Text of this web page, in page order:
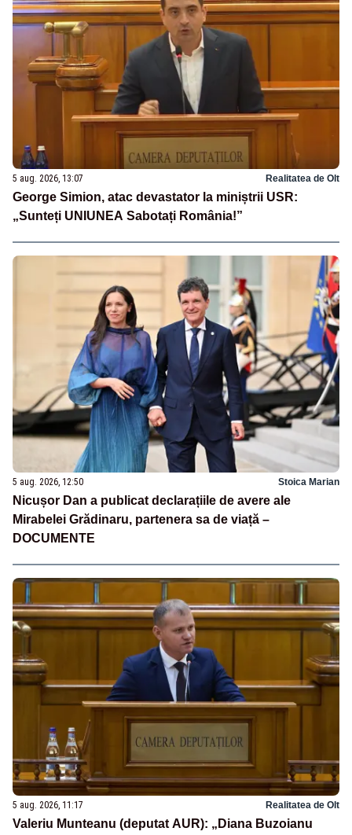
5 aug. 2026, 13:07 Realitatea de Olt
George Simion, atac devastator la miniștrii USR:
„Sunteți UNIUNEA Sabotați România!”
5 aug. 2026, 12:50 Stoica Marian
Nicușor Dan a publicat declarațiile de avere ale
Mirabelei Grădinaru, partenera sa de viață –
DOCUMENTE
5 aug. 2026, 11:17 Realitatea de Olt
Valeriu Munteanu (deputat AUR): „Diana Buzoianu